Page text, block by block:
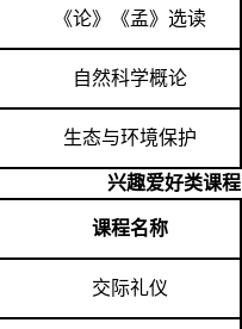
《论》《孟》选读
自然科学概论
生态与环境保护
兴趣爱好类课程
课程名称
交际礼仪